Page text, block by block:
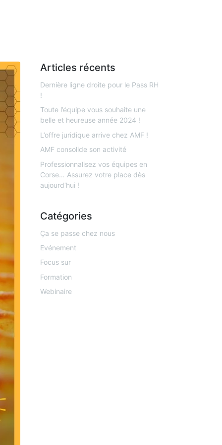
Articles récents
Dernière ligne droite pour le Pass RH
!
Toute l’équipe vous souhaite une
belle et heureuse année 2024 !
L’offre juridique arrive chez AMF !
AMF consolide son activité
Professionnalisez vos équipes en
Corse… Assurez votre place dès
aujourd’hui !
Catégories
Ça se passe chez nous
Evénement
Focus sur
Formation
Webinaire